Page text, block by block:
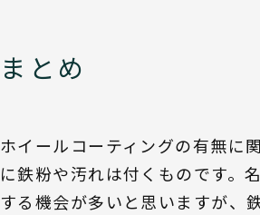
まとめ
ホイールコーティングの有無に
に鉄粉や汚れは付くものです。
する機会が多いと思いますが、